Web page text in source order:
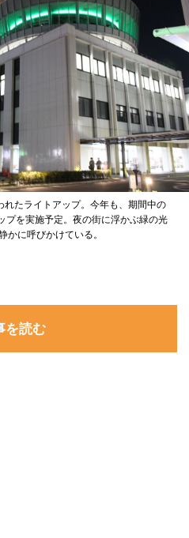
たライトアップ。今年も、期間中の
を実施予定。夜の街に浮かぶ緑の光
かに呼びかけている。
を読む